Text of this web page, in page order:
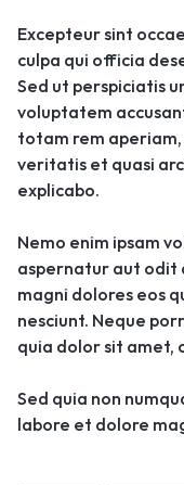
Excepteur sint
culpa qui officia
Sed ut perspiciatis
voluptatem
totam rem
veritatis et quasi
explicabo.
Nemo enim ipsam
aspernatur aut odit
magni dolores eos
nesciunt. Neque
quia dolor sit amet,
Sed quia non
labore et dolore